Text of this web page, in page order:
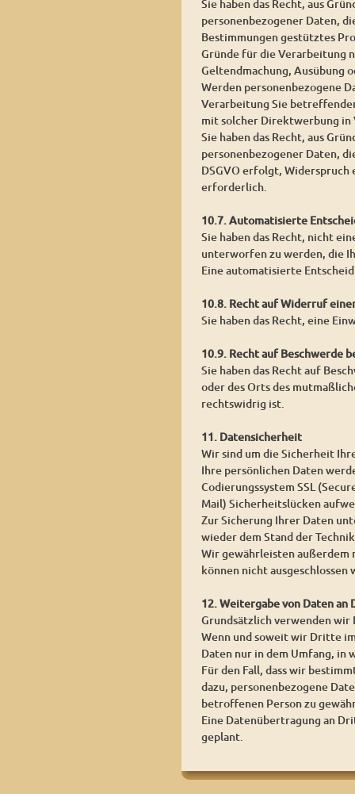
Sie haben das Recht, aus
personenbezogener Daten,
Bestimmungen gestütztes
Gründe für die Verarbeitung
Geltendmachung, Ausübung
Werden personenbezogene
Verarbeitung Sie
mit solcher Direktwerbung in
Sie haben das Recht, aus
personenbezogener Daten,
DSGVO erfolgt,
erforderlich.
10.7. Automatisierte
Sie haben das Recht, nicht
unterworfen zu werden, die
Eine automatisierte
10.8. Recht auf Widerruf
Sie haben das Recht, eine
10.9. Recht auf Beschwerde
Sie haben das Recht auf
oder des Orts des
rechtswidrig ist.
11. Datensicherheit
Wir sind um die Sicherheit
Ihre persönlichen Daten
Codierungssystem SSL
Mail) Sicherheitslücken
Zur Sicherung Ihrer Daten
wieder dem Stand der
Wir gewährleisten außerdem
können nicht
12. Weitergabe von Daten
Grundsätzlich verwenden wir
Wenn und soweit wir Dritte
Daten nur in dem Umfang,
Für den Fall, dass wir
dazu, personenbezogene
betroffenen Person zu
Eine Datenübertragung an
geplant.